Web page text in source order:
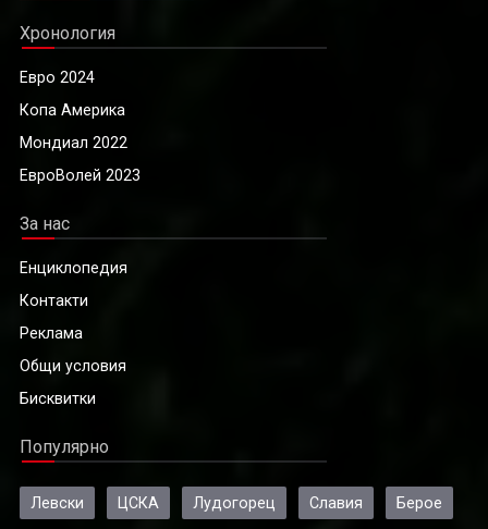
Хронология
Евро 2024
Копа Америка
Мондиал 2022
ЕвроВолей 2023
За нас
Енциклопедия
Контакти
Реклама
Общи условия
Бисквитки
Популярно
Левски ЦСКА Лудогорец Славия Берое